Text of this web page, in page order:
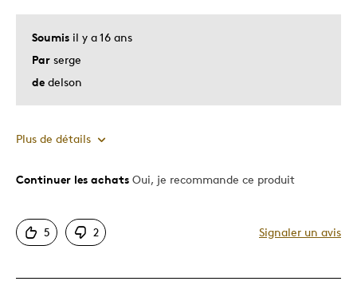
Soumis il y a 16 ans
Par serge
de delson
Plus de détails
Le pour
Détaillé
Propice à l'exposition
Continuer les achats Oui, je recommande ce produit
5 2 Signaler un avis